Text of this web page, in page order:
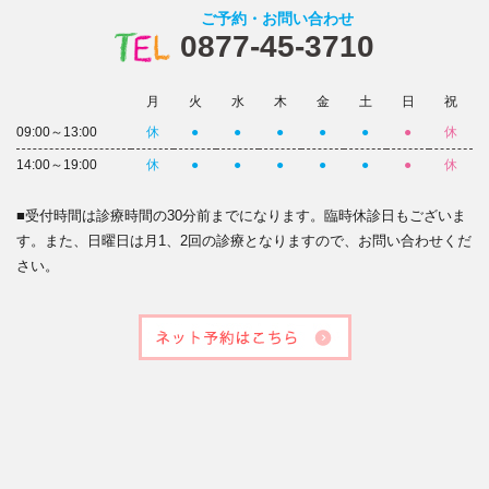
ご予約・お問い合わせ
0877-45-3710
月 火 水 木 金 土 日
祝
09:00～13:00
休 ● ● ● ● ● ● 休
14:00～19:00 休 ● ● ● ● ● ● 休
■受付時間は診療時間の30分前までになります。臨時休診日もございま
す。また、日曜日は月1、2回の診療となりますので、お問い合わせくだ
さい。